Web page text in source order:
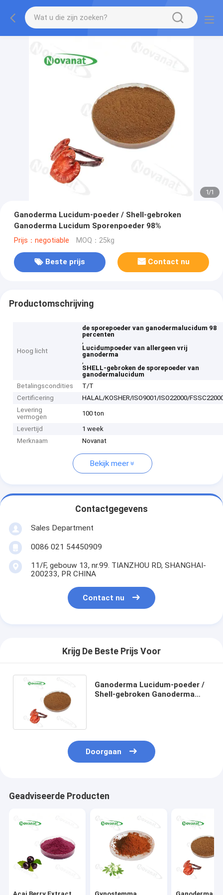
1/1
Ganoderma Lucidum-poeder / Shell-gebroken
Ganoderma Lucidum Sporenpoeder 98%
Prijs：negotiable MOQ：25kg
Beste prijs Contact nu
Productomschrijving
Hoog licht
de sporepoeder van ganodermalucidum 98
percenten
,
Lucidumpoeder van allergeen vrij
ganoderma
,
SHELL-gebroken de sporepoeder van
ganodermalucidum
Betalingscondities
T/T
Certificering
HALAL/KOSHER/ISO9001/ISO22000/
Levering
vermogen
100 ton
Levertijd
1 week
Merknaam
Novanat
Bekijk meer
Contactgegevens
Sales Department
0086 021 54450909
11/F, gebouw 13, nr.99. TIANZHOU RD, SHANGHAI-
200233, PR CHINA
Contact nu
Krijg De Beste Prijs Voor
Ganoderma Lucidum-poeder /
Shell-gebroken Ganoderma
Doorgaan
Geadviseerde Producten